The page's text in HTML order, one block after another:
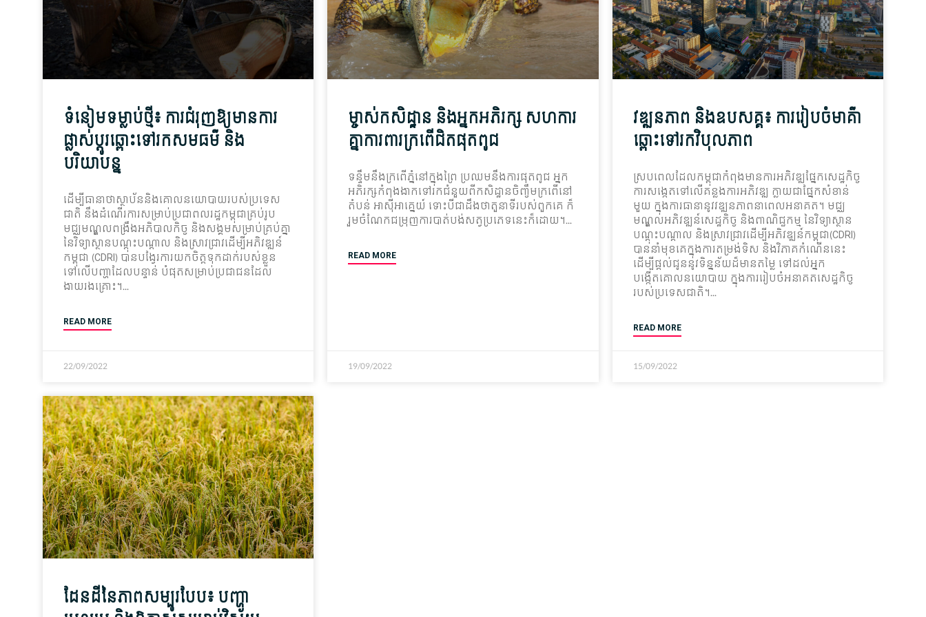
ទំនៀមទម្លាប់ថ្មី៖ ការជំរុញឱ្យមានការ
ផ្លាស់ប្ដូរឆ្ពោះទៅរកសមធម៌ និង
បរិយាបន្ន
ដើម្បីធានាថាស្ថាប័ននិងគោលនយោបាយរបស់ប្រទេស
ជាតិ នឹងដំណើរការសម្រាប់ប្រជាពលរដ្ឋកម្ពុជាគ្រប់រូប
មជ្ឈមណ្ឌលពង្រឹងអភិបាលកិច្ច និងសង្គមសម្រាប់គ្រប់គ្នា
នៃវិទ្យាស្ថានបណ្តុះបណ្តាល និងស្រាវជ្រាវដើម្បីអភិវឌ្ឍន៍
កម្ពុជា (CDRI) បានបង្វែរការយកចិត្តទុកដាក់របស់ខ្លួន
ទៅលើបញ្ហាដែលបន្ទាន់ បំផុតសម្រាប់ប្រជាជនដែល
ងាយរងគ្រោះ។
READ MORE
22/09/2022
ម្ចាស់កសិដ្ឋាន និងអ្នកអភិរក្ស សហការ
គ្នាការពារក្រពេីជិតផុតពូជ
ទន្ទឹមនឹងក្រពើភ្នំនៅក្នុងព្រៃ ប្រឈមនឹងការផុតពូជ អ្នក
អភិរក្សកំពុងងាកទៅរកជំនួយពីកសិដ្ឋានចិញ្ចឹមក្រពើនៅ
តំបន់ អាស៊ីអាគ្នេយ៍ ទោះបីជាដឹងថាតួនាទីរបស់ពួកគេ ក៏
រួមចំណែកជម្រុញការបាត់បង់សត្វប្រភេទនេះក៏ដោយ។
READ MORE
19/09/2022
វឌ្ឍនភាព និងឧបសគ្គ៖ ការរៀបចំមាគ៌ា
ឆ្ពោះទៅរកវិបុលភាព
ស្របពេលដែលកម្ពុជាកំពុងមានការអភិវឌ្ឍផ្នែកសេដ្ឋកិច្ច
ការសង្កេតទៅលើគន្លងការអភិវឌ្ឍ ក្លាយជាផ្នែកសំខាន់
មួយ ក្នុងការធានានូវវឌ្ឍនភាពនាពេលអនាគត។ មជ្ឈ
មណ្ឌលអភិវឌ្ឍន៍សេដ្ឋកិច្ច និងពាណិជ្ជកម្ម នៃវិទ្យាស្ថាន
បណ្តុះបណ្តាល និងស្រាវជ្រាវដើម្បីអភិវឌ្ឍន៍កម្ពុជា(CDRI)
បាននាំមុខគេក្នុងការតម្រង់ទិស និងវិភាគកំណើននេះ
ដើម្បីផ្តល់ជូននូវទិន្នន័យដ៏មានតម្លៃ ទៅដល់អ្នក
បង្កើតគោលនយោបាយ ក្នុងការរៀបចំអនាគតសេដ្ឋកិច្ច
របស់ប្រទេសជាតិ។
READ MORE
15/09/2022
ដែនដី​នៃ​ភាព​សម្បូរ​បែប៖ បញ្ហា​